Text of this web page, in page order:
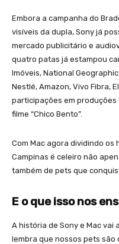
Embora a campanha do
visíveis da dupla, Sony já
mercado publicitário e
quatro patas já estampou
Imóveis, National
Nestlé, Amazon, Vivo Fibra,
participações em produções
filme “Chico Bento”.
Com Mac agora dividindo os
Campinas é celeiro não
também de pets que
E o que isso nos
A história de Sony e Mac vai
lembra que nossos pets são